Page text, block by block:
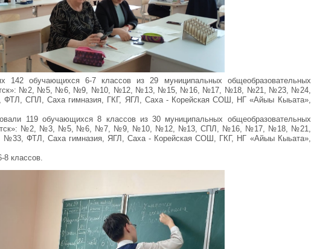
142 обучающихся 6-7 классов из 29 муниципальных общеобразовательных
Якутск»: №2, №5, №6, №9, №10, №12, №13, №15, №16, №17, №18, №21, №23, №24,
СПЛ, Саха гимназия, ГКГ, ЯГЛ, Саха - Корейская СОШ, НГ «Айыы Кыьата»,
119 обучающихся 8 классов из 30 муниципальных общеобразовательных
Якутск»: №2, №3, №5, №6, №7, №9, №10, №12, №13, СПЛ, №16, №17, №18, №21,
ФТЛ, Саха гимназия, ЯГЛ, Саха - Корейская СОШ, ГКГ, НГ «Айыы Кыьата»,
8 классов.